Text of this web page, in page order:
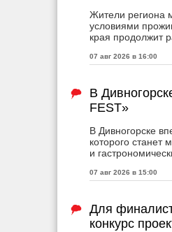
Жители региона
условиями
края продолжит
07 авг 2026 в 16:00
В
FEST»
В Дивногорске
которого станет
и
07 авг 2026 в 15:00
Для
конкурс